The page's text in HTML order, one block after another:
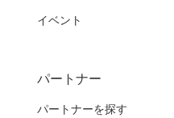
イベント
パートナー
パートナーを探す